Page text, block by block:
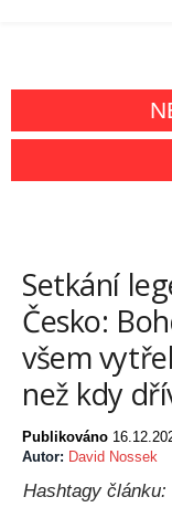
Setkání
Česko:
všem
než kdy
Publikováno
Autor: David Nossek
Hashtagy článku: